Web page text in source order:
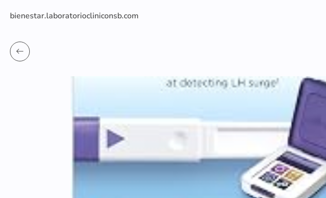
bienestar.laboratoriocliniconsb.com